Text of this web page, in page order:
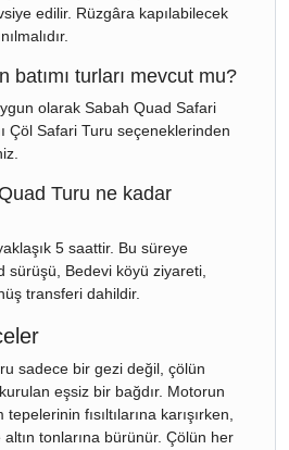
edilir. Rüzgâra kapılabilecek
batımı turları mevcut mu?
olarak Sabah Quad Safari
Çöl Safari Turu seçeneklerinden
Turu ne kadar
5 saattir. Bu süreye
sürüşü, Bedevi köyü ziyareti,
transferi dahildir.
sadece bir gezi değil, çölün
eşsiz bir bağdır. Motorun
fısıltılarına karışırken,
altın tonlarına bürünür. Çölün her